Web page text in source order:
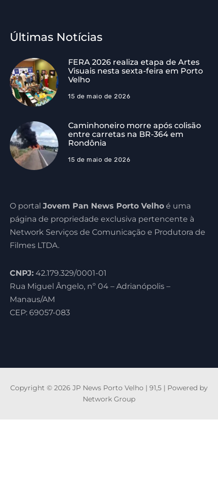
Últimas Notícias
FERA 2026 realiza etapa de Artes
Visuais nesta sexta-feira em Porto
Velho
15 de maio de 2026
Caminhoneiro morre após colisão
entre carretas na BR-364 em
Rondônia
15 de maio de 2026
O portal Jovem Pan News Porto Velho é uma
página de propriedade exclusiva pertencente à
Network Serviços de Comunicação e Produtora de
Filmes LTDA.
CNPJ: 42.179.329/0001-01
Rua Miguel Ângelo, nº 04 – Adrianópolis –
Manaus/AM
CEP: 69057-083
Copyright © 2026 JP News Porto Velho | 91,5 | Powered by
Network Group